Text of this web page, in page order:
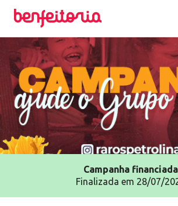
Campanha financiada
Finalizada em 28/07/